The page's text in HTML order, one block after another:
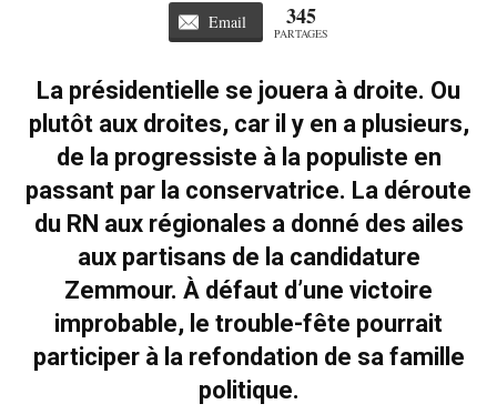
Email 345
PARTAGES
La présidentielle se jouera à droite. Ou
plutôt aux droites, car il y en a plusieurs,
de la progressiste à la populiste en
passant par la conservatrice. La déroute
du RN aux régionales a donné des ailes
aux partisans de la candidature
Zemmour. À défaut d’une victoire
improbable, le trouble-fête pourrait
participer à la refondation de sa famille
politique.